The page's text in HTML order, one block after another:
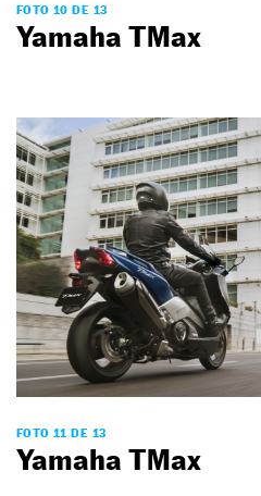
FOTO 10 DE 13
Yamaha TMax
FOTO 11 DE 13
Yamaha TMax